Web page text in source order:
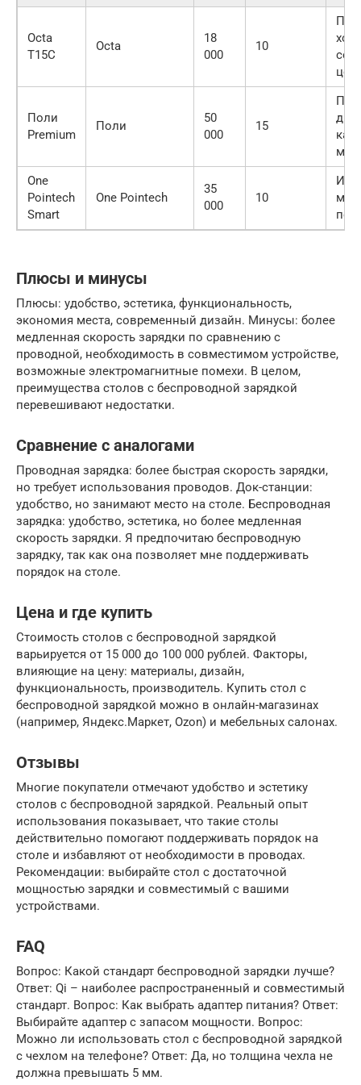
Octa
T15C
Octa
18
000
10
Поли
Premium
Поли
50
000
15
One
Pointech
Smart
One Pointech
35
000
10
Плюсы и минусы
Плюсы: удобство, эстетика, функциональность,
экономия места, современный дизайн. Минусы: более
медленная скорость зарядки по сравнению с
проводной, необходимость в совместимом устройстве,
возможные электромагнитные помехи. В целом,
преимущества столов с беспроводной зарядкой
перевешивают недостатки.
Сравнение с аналогами
Проводная зарядка: более быстрая скорость зарядки,
но требует использования проводов. Док-станции:
удобство, но занимают место на столе. Беспроводная
зарядка: удобство, эстетика, но более медленная
скорость зарядки. Я предпочитаю беспроводную
зарядку, так как она позволяет мне поддерживать
порядок на столе.
Цена и где купить
Стоимость столов с беспроводной зарядкой
варьируется от 15 000 до 100 000 рублей. Факторы,
влияющие на цену: материалы, дизайн,
функциональность, производитель. Купить стол с
беспроводной зарядкой можно в онлайн-магазинах
(например, Яндекс.Маркет, Ozon) и мебельных салонах.
Отзывы
Многие покупатели отмечают удобство и эстетику
столов с беспроводной зарядкой. Реальный опыт
использования показывает, что такие столы
действительно помогают поддерживать порядок на
столе и избавляют от необходимости в проводах.
Рекомендации: выбирайте стол с достаточной
мощностью зарядки и совместимый с вашими
устройствами.
FAQ
Вопрос: Какой стандарт беспроводной зарядки лучше?
Ответ: Qi – наиболее распространенный и совместимый
стандарт. Вопрос: Как выбрать адаптер питания? Ответ:
Выбирайте адаптер с запасом мощности. Вопрос:
Можно ли использовать стол с беспроводной зарядкой
с чехлом на телефоне? Ответ: Да, но толщина чехла не
должна превышать 5 мм.